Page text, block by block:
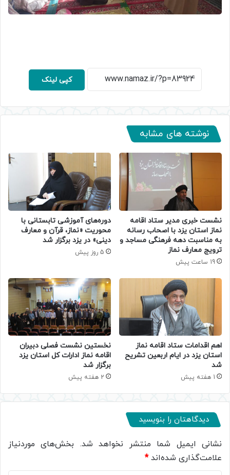
کپی لینک
نوشته های مشابه
نشست خبری مدیر ستاد اقامه
نماز استان یزد با اصحاب رسانه
به مناسبت دهه فرهنگی مساجد و
ترویج معارف نماز
19 ساعت پیش
دوره‌های آموزشی تابستانی با
محوریت «نماز، قرآن و معارف
دینی» در یزد برگزار شد
5 روز پیش
اهم اقدامات ستاد اقامه نماز
استان یزد در ایام اربعین تشریح
شد
1 هفته پیش
نخستین نشست فصلی دبیران
اقامه نماز ادارات کل استان یزد
برگزار شد
2 هفته پیش
دیدگاهتان را بنویسید
نشانی ایمیل شما منتشر نخواهد شد. بخش‌های موردنیاز
علامت‌گذاری شده‌اند*